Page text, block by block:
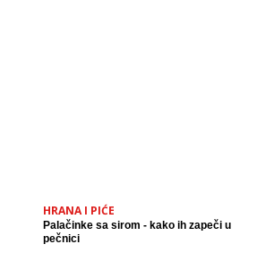
HRANA I PIĆE
Palačinke sa sirom - kako ih zapeči u
pečnici